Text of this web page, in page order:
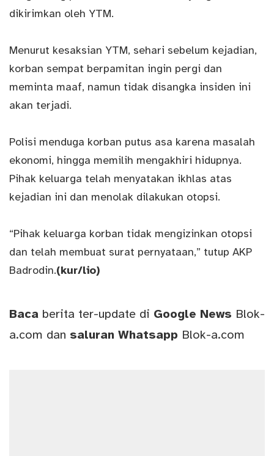
dikirimkan oleh YTM.
Menurut kesaksian YTM, sehari sebelum kejadian,
korban sempat berpamitan ingin pergi dan
meminta maaf, namun tidak disangka insiden ini
akan terjadi.
Polisi menduga korban putus asa karena masalah
ekonomi, hingga memilih mengakhiri hidupnya.
Pihak keluarga telah menyatakan ikhlas atas
kejadian ini dan menolak dilakukan otopsi.
“Pihak keluarga korban tidak mengizinkan otopsi
dan telah membuat surat pernyataan,” tutup AKP
Badrodin.(kur/lio)
Baca berita ter-update di Google News Blok-
a.com dan saluran Whatsapp Blok-a.com